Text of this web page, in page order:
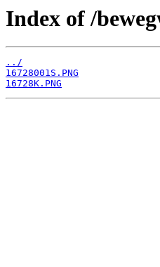
Index of /
../
16728001S.PNG
16728K.PNG